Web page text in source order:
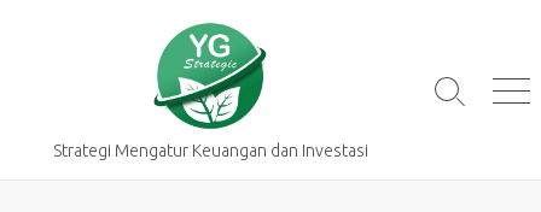
Strategi Mengatur Keuangan dan Investasi
Search